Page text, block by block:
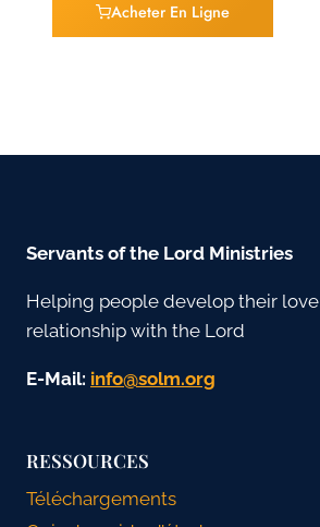
Acheter En Ligne
Servants of the Lord Ministries
Helping people develop their love
relationship with the Lord
E-Mail: gro.mlos@ofni
RESSOURCES
Téléchargements